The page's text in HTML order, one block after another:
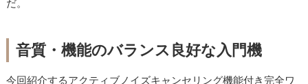
だ。
音質・機能のバランス良好な入門機
今回紹介するアクティブノイズキャンセリング機能付き完全ワ